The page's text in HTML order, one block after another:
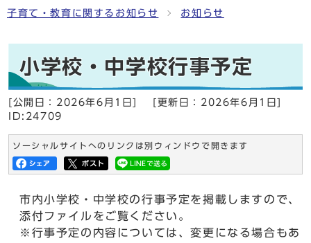
子育て・教育に関するお知らせ お知らせ
小学校・中学校行事予定
[公開日： 2026年6月1日 [更新日： 2026年6月1日
ID:24709
ソーシャルサイトへのリンクは別ウィンドウで開きます
市内小学校・中学校の行事予定を掲載しますので、
添付ファイルをご覧ください。
※行事予定の内容については、変更になる場合もあ